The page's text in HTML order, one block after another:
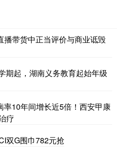
播带货中正当评价与商业诋毁
期起，湖南义务教育起始年级
率10年间增长近5倍！西安甲康
疗
双G围巾782元抢